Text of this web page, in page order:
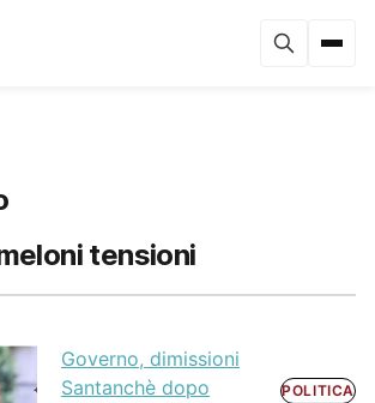
tensioni
Governo, dimissioni
Santanchè dopo
POLITICA